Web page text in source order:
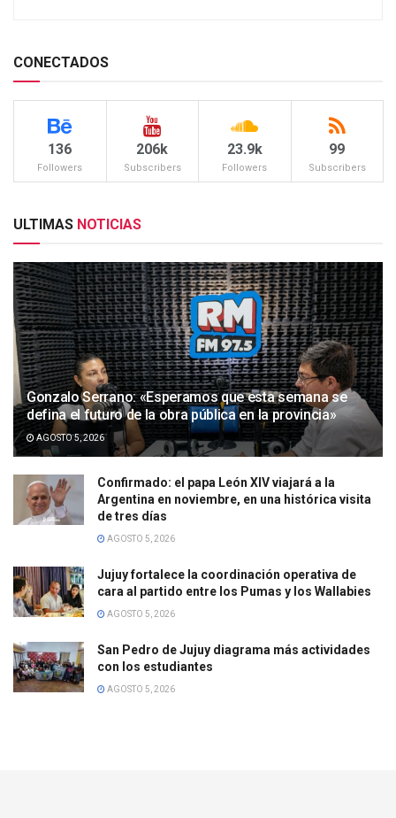
CONECTADOS
136
Followers
206k
Subscribers
23.9k
Followers
99
Subscribers
ULTIMAS NOTICIAS
Gonzalo Serrano: «Esperamos que esta semana se
defina el futuro de la obra pública en la provincia»
AGOSTO 5, 2026
Confirmado: el papa León XIV viajará a la
Argentina en noviembre, en una histórica visita
de tres días
AGOSTO 5, 2026
Jujuy fortalece la coordinación operativa de
cara al partido entre los Pumas y los Wallabies
AGOSTO 5, 2026
San Pedro de Jujuy diagrama más actividades
con los estudiantes
AGOSTO 5, 2026